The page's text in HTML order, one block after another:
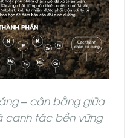
– cân bằng giữa
canh tác bền vững